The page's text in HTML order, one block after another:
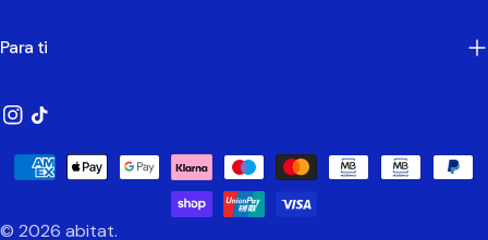
Para ti
Instagram
TikTok
© 2026 abitat.
Métodos
Pagamento